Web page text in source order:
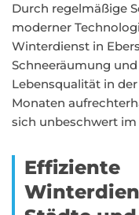
Durch regelmäßige
moderner
Winterdienst in
Schneeräumung
Lebensqualität in
Monaten
sich unbeschwert
Effiziente